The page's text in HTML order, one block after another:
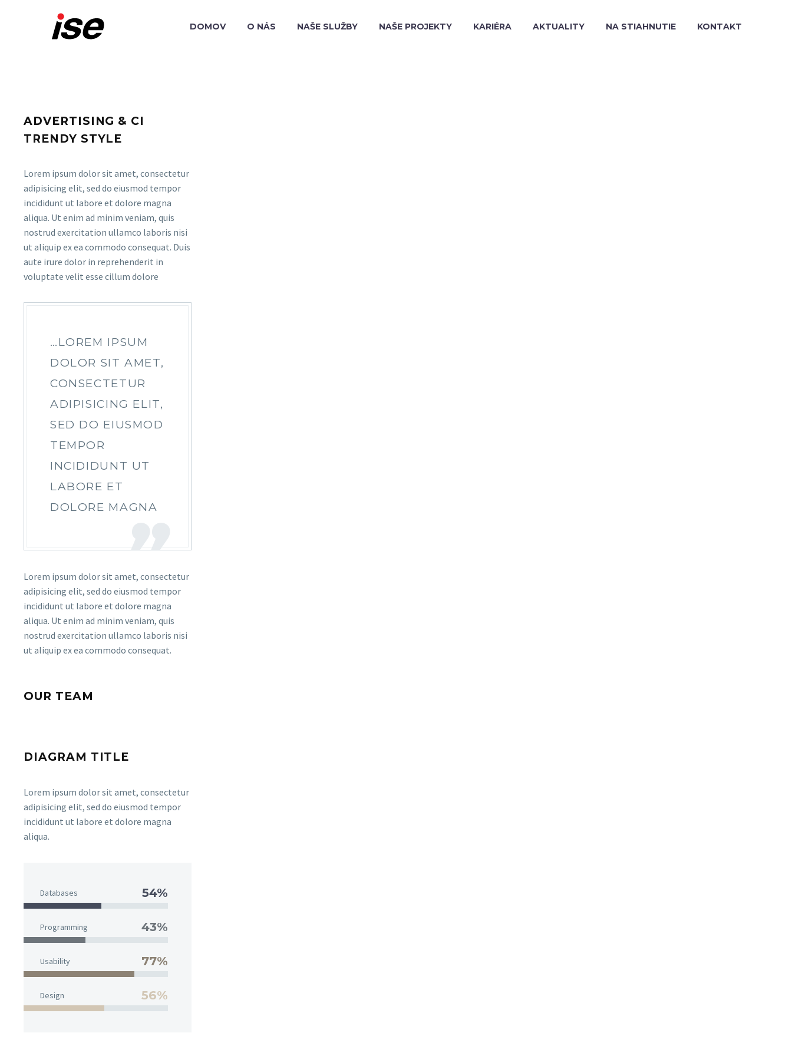
DOMOV O NÁS NAŠE SLUŽBY NAŠE PROJEKTY KARIÉRA AKTUALITY NA STIAHNUTIE KONTAKT
ADVERTISING & CI
TRENDY STYLE
Lorem ipsum dolor sit amet, consectetur
adipisicing elit, sed do eiusmod tempor
incididunt ut labore et dolore magna
aliqua. Ut enim ad minim veniam, quis
nostrud exercitation ullamco laboris nisi
ut aliquip ex ea commodo consequat. Duis
aute irure dolor in reprehenderit in
voluptate velit esse cillum dolore
…LOREM IPSUM
DOLOR SIT AMET,
CONSECTETUR
ADIPISICING ELIT,
SED DO EIUSMOD
TEMPOR
INCIDIDUNT UT
LABORE ET
DOLORE MAGNA
Lorem ipsum dolor sit amet, consectetur
adipisicing elit, sed do eiusmod tempor
incididunt ut labore et dolore magna
aliqua. Ut enim ad minim veniam, quis
nostrud exercitation ullamco laboris nisi
ut aliquip ex ea commodo consequat.
OUR TEAM
DIAGRAM TITLE
Lorem ipsum dolor sit amet, consectetur
adipisicing elit, sed do eiusmod tempor
incididunt ut labore et dolore magna
aliqua.
Databases 54%
Programming 43%
Usability 77%
Design 56%